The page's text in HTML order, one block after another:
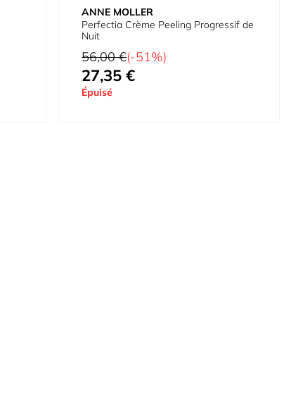
ANNE MOLLER
Perfectia Crème Peeling Progressif de
Nuit
Prix normal
56,00 €(-51%)
Prix spécial
27,35 €
Épuisé